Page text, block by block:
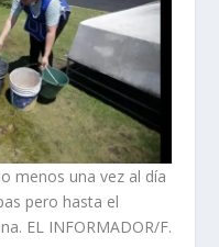
menos una vez al día
pero hasta el
EL INFORMADOR/F.